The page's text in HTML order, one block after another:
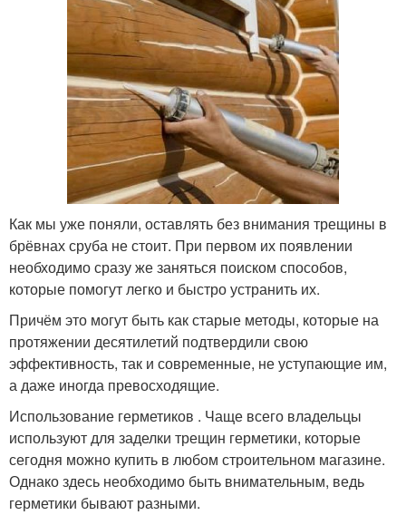
Как мы уже поняли, оставлять без внимания трещины в
брёвнах сруба не стоит. При первом их появлении
необходимо сразу же заняться поиском способов,
которые помогут легко и быстро устранить их.
Причём это могут быть как старые методы, которые на
протяжении десятилетий подтвердили свою
эффективность, так и современные, не уступающие им,
а даже иногда превосходящие.
Использование герметиков . Чаще всего владельцы
используют для заделки трещин герметики, которые
сегодня можно купить в любом строительном магазине.
Однако здесь необходимо быть внимательным, ведь
герметики бывают разными.